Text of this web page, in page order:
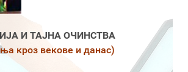
И ТАЈНА ОЧИНСТВА
кроз векове и данас)